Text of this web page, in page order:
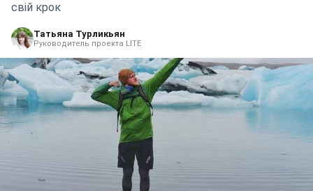
свій крок
Татьяна Турликьян
Руководитель проекта LITE